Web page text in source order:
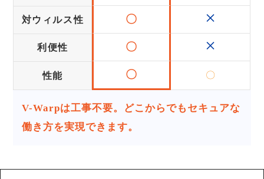
対ウィルス性 〇 ×
利便性 〇 ×
性能 〇 〇
V-Warpは工事不要。どこからでもセキュアな
働き方を実現できます。